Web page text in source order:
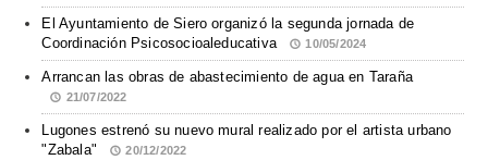
El Ayuntamiento de Siero organizó la segunda jornada de
Coordinación Psicosocioaleducativa
10/05/2024
Arrancan las obras de abastecimiento de agua en Taraña
21/07/2022
Lugones estrenó su nuevo mural realizado por el artista urbano
"Zabala"
20/12/2022